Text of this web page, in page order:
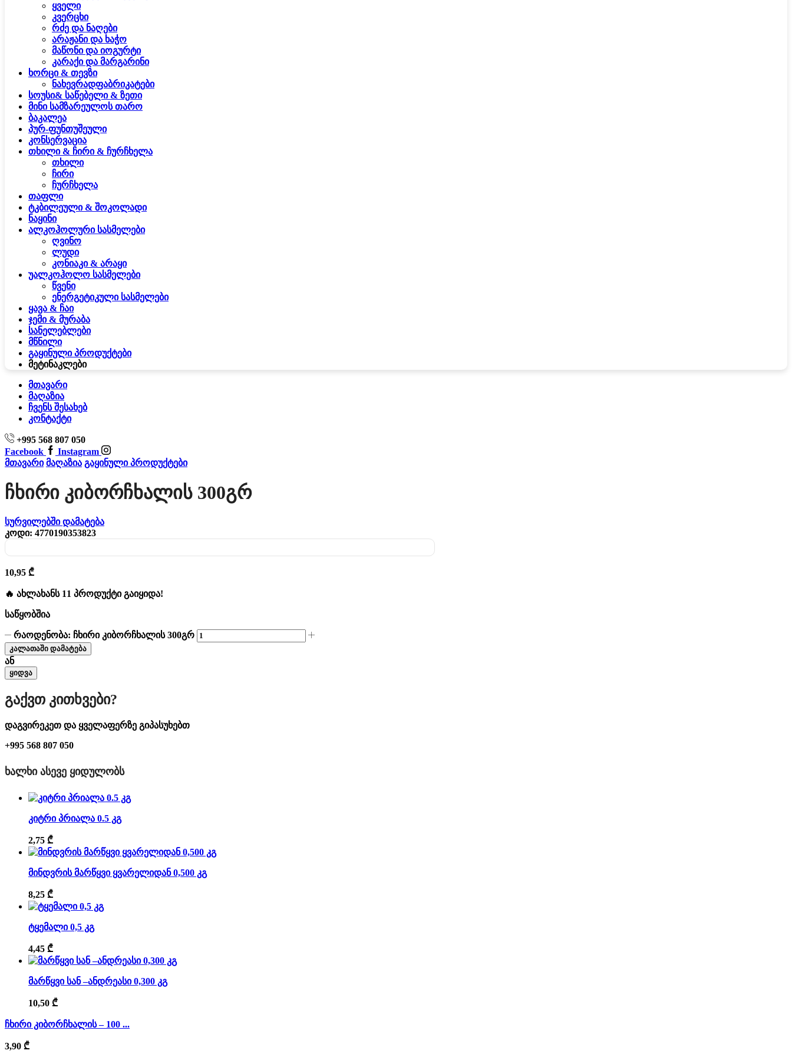
ყველი
კვერცხი
რძე და ნაღები
არაჟანი და ხაჭო
მაწონი და იოგურტი
კარაქი და მარგარინი
ხორცი & თევზი
ნახევრადფაბრიკატები
სოუსი& საწებელი & ზეთი
მინი სამზარეულოს თარო
ბაკალეა
პურ-ფუნთუშეული
კონსერვაცია
თხილი & ჩირი & ჩურჩხელა
თხილი
ჩირი
ჩურჩხელა
თაფლი
ტკბილეული & შოკოლადი
ნაყინი
ალკოჰოლური სასმელები
ღვინო
ლუდი
კონიაკი & არაყი
უალკოჰოლო სასმელები
წვენი
ენერგეტიკული სასმელები
ყავა & ჩაი
ჯემი & მურაბა
სანელებლები
მწნილი
გაყინული პროდუქტები
მეტინაკლები
მთავარი
მაღაზია
ჩვენს შესახებ
კონტაქტი
+995 568 807 050
Facebook
Instagram
მთავარი მაღაზია გაყინული პროდუქტები
Ჩხირი Კიბორჩხალის 300გრ
სურვილებში დამატება
კოდი: 4770190353823
10,95 ₾
🔥 ახლახანს 11 პროდუქტი გაიყიდა!
საწყობშია
რაოდენობა: ჩხირი კიბორჩხალის 300გრ
კალათაში დამატება
ან
ყიდვა
Გაქვთ Კითხვები?
დაგვირეკეთ და ყველაფერზე გიპასუხებთ
+995 568 807 050
ᲮᲐᲚᲮᲘ ᲐᲡᲔᲕᲔ ᲧᲘᲓᲣᲚᲝᲑᲡ
კიტრი პრიალა 0.5 კგ
2,75 ₾
მინდვრის მარწყვი ყვარელიდან 0,500 კგ
8,25 ₾
ტყემალი 0,5 კგ
4,45 ₾
მარწყვი სან –ანდრეასი 0,300 კგ
10,50 ₾
ჩხირი კიბორჩხალის – 100 ...
3,90 ₾